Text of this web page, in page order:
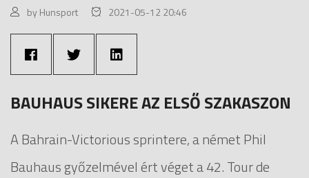
by Hunsport 2021-05-12 20:46
BAUHAUS SIKERE AZ ELSŐ SZAKASZON
A Bahrain-Victorious sprintere, a német Phil
Bauhaus győzelmével ért véget a 42. Tour de